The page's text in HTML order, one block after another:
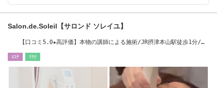
Salon.de.Soleil【サロンド ソレイユ】
【口コミ5.0★高評価】本物の講師による施術/JR摂津本山駅徒歩1分/阪
ｴｽﾃ ﾘﾗｸ